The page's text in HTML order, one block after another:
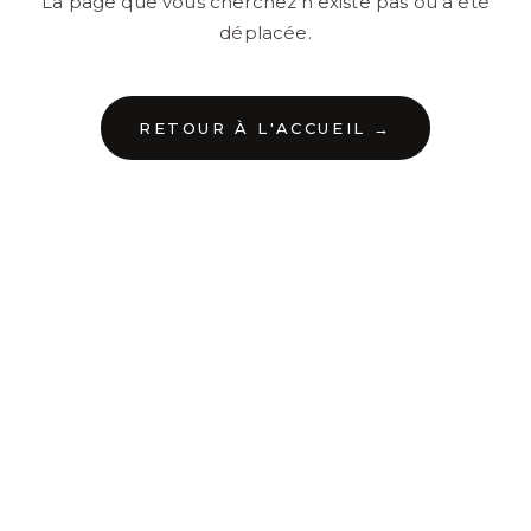
déplacée.
RETOUR À L'ACCUEIL →